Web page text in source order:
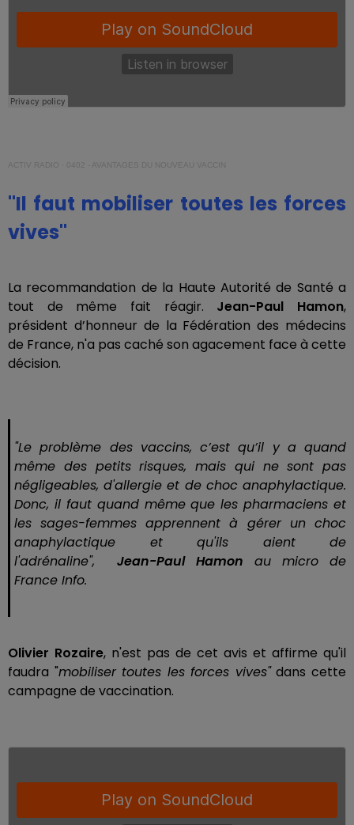
ACTIV RADIO 0402 - AVANTAGES DU NOUVEAU VACCIN
"Il faut mobiliser toutes les forces
vives"
La recommandation de la Haute Autorité de Santé a
tout de même fait réagir. Jean-Paul Hamon,
président d’honneur de la Fédération des médecins
de France, n'a pas caché son agacement face à cette
décision.
"Le problème des vaccins, c’est qu’il y a quand
même des petits risques, mais qui ne sont pas
négligeables, d'allergie et de choc anaphylactique.
Donc, il faut quand même que les pharmaciens et
les sages-femmes apprennent à gérer un choc
anaphylactique et qu'ils aient de
l'adrénaline",Jean-Paul Hamon au micro de
France Info.
Olivier Rozaire, n'est pas de cet avis et affirme qu'il
faudra "mobiliser toutes les forces vives"dans cette
campagne de vaccination.